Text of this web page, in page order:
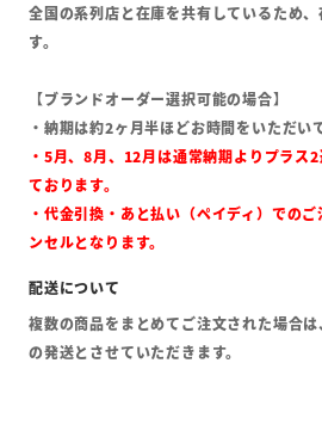
全国の系列店と在庫を共有しているため
す。
【ブランドオーダー選択可能の場合】
・納期は約2ヶ月半ほどお時間をいただい
・5月、8月、12月は通常納期よりプラス
ております。
・代金引換・あと払い（ペイディ）での
ンセルとなります。
複数の商品をまとめてご注文された場合
の発送とさせていただきます。